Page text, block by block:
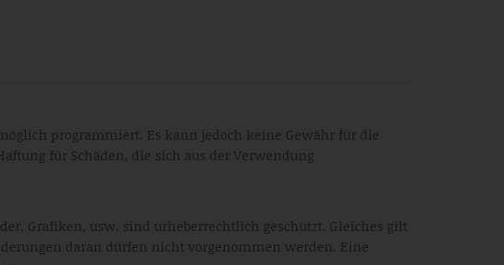
programmiert. Es kann jedoch keine Gewähr für die
für Schäden, die sich aus der Verwendung
Grafiken, usw. sind urheberrechtlich geschützt. Gleiches gilt
daran dürfen nicht vorgenommen werden. Eine